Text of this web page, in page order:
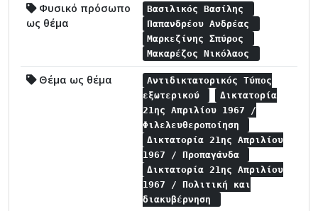
Φυσικό πρόσωπο
ως θέμα
Βασιλικός Βασίλης
Παπανδρέου Ανδρέας
Μαρκεζίνης Σπύρος
Μακαρέζος Νικόλαος
Θέμα ως θέμα
Αντιδικτατορικός Τύπος
εξωτερικού
Δικτατορία
21ης Απριλίου 1967 /
Φιλελευθεροποίηση
Δικτατορία 21ης Απριλίου
1967 / Προπαγάνδα
Δικτατορία 21ης Απριλίου
1967 / Πολιτική και
διακυβέρνηση